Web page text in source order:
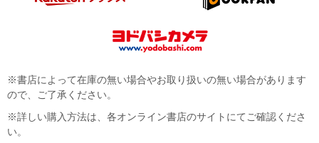
※書店によって在庫の無い場合やお取り扱いの無い場合があります
ので、ご了承ください。
※詳しい購入方法は、各オンライン書店のサイトにてご確認くださ
い。